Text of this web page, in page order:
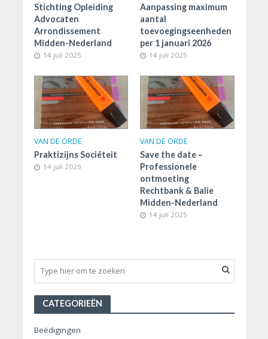
Stichting Opleiding
Advocaten
Arrondissement
Midden-Nederland
14 juli 2025
Aanpassing maximum
aantal
toevoegingseenheden
per 1 januari 2026
14 juli 2025
VAN DE ORDE
Praktizijns Sociëteit
14 juli 2025
VAN DE ORDE
Save the date –
Professionele
ontmoeting
Rechtbank & Balie
Midden-Nederland
14 juli 2025
CATEGORIEËN
Beëdigingen